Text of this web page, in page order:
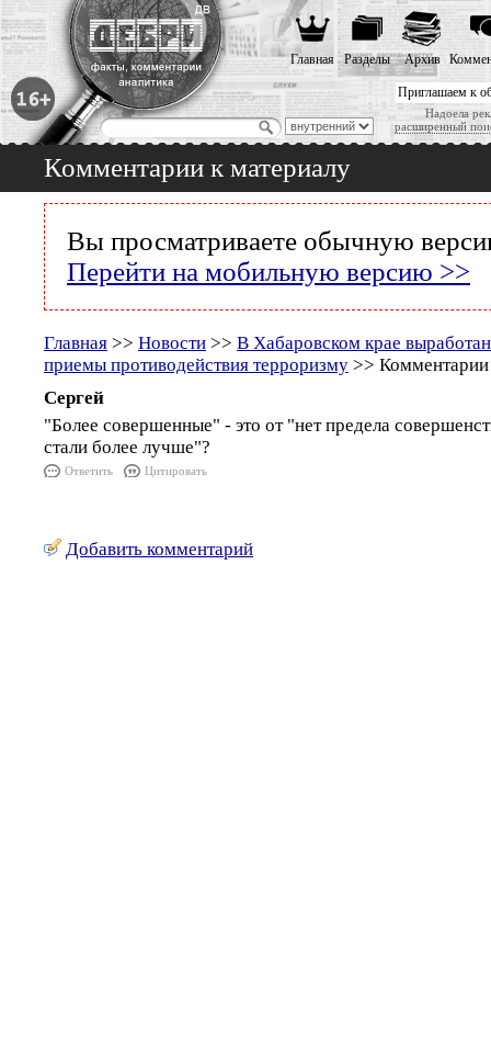
Приглашаем к
Надоела
расширенный
Главная Разделы Архив
Комментарии к материалу
Вы просматриваете обычную
Перейти на мобильную версию >>
Главная >> Новости >> В Хабаровском крае
приемы противодействия терроризму >> Комментарии
Сергей
"Более совершенные" - это от "нет предела
стали более лучше"?
Ответить Цитировать
Добавить комментарий